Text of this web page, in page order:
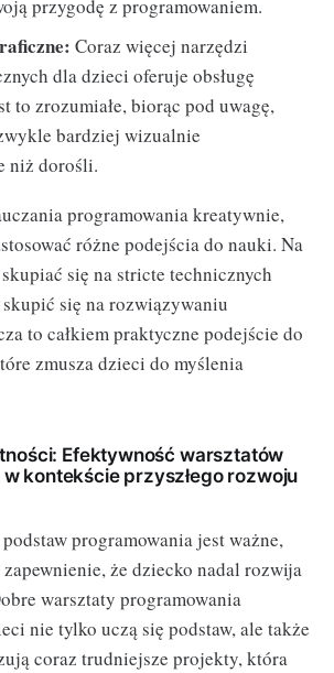
przygodę z programowaniem.
Coraz więcej narzędzi
dla dzieci oferuje obsługę
to zrozumiałe, biorąc pod uwagę,
bardziej wizualnie
niż dorośli.
programowania kreatywnie,
różne podejścia do nauki. Na
się na stricte technicznych
się na rozwiązywaniu
to całkiem praktyczne podejście do
zmusza dzieci do myślenia
Efektywność warsztatów
kontekście przyszłego rozwoju
programowania jest ważne,
że dziecko nadal rozwija
warsztaty programowania
nie tylko uczą się podstaw, ale także
coraz trudniejsze projekty, która